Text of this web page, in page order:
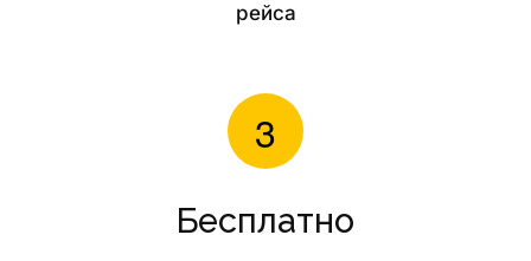
рейса
Бесплатно